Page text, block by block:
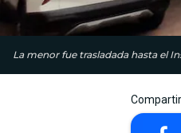
La menor fue trasladada hasta el